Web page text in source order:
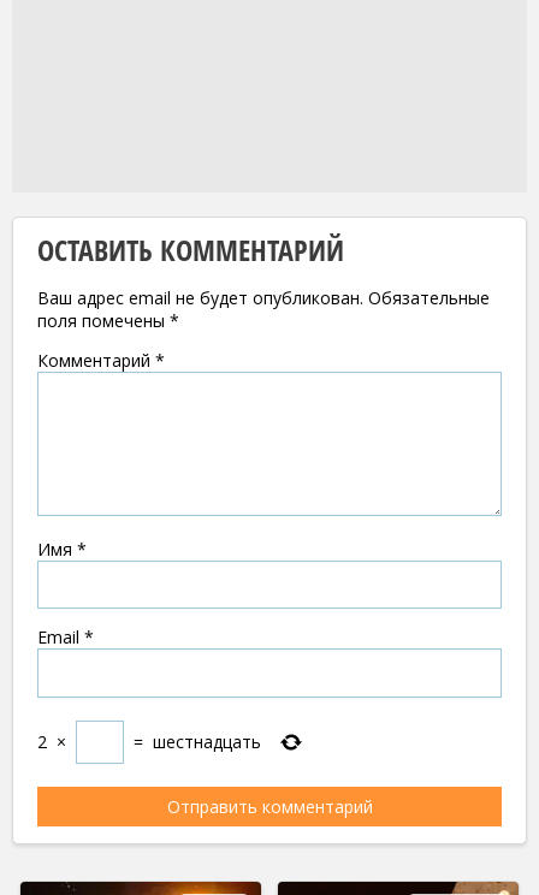
ОСТАВИТЬ КОММЕНТАРИЙ
Ваш адрес email не будет опубликован. Обязательные
поля помечены *
Комментарий *
Имя *
Email *
2 × = шестнадцать